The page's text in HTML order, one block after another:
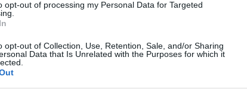
opt-out of processing my Personal Data for Targeted
opt-out of Collection, Use, Retention, Sale, and/or Sharing
Data that Is Unrelated with the Purposes for which it
davvero unica: gli hamburger vengono
tradizione americana, ma c’è un
La carne, scelta con la massima attenzione
e qualità superiori. E il proprietario, un
di un buon hamburger sta nella \”materia